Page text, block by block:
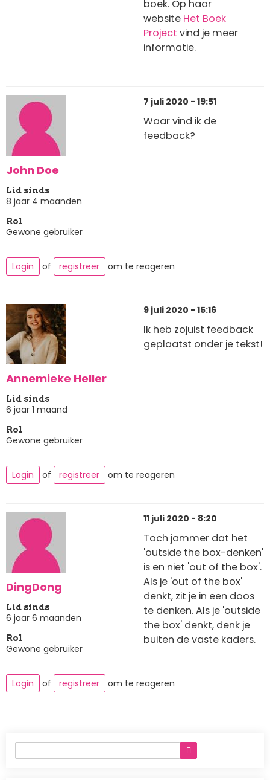
boek. Op haar
website Het Boek
Project vind je meer
informatie.
John Doe
Lid sinds
8 jaar 4 maanden
Rol
Gewone gebruiker
7 juli 2020 - 19:51
Waar vind ik de
feedback?
Login of registreer om te reageren
Annemieke Heller
Lid sinds
6 jaar 1 maand
Rol
Gewone gebruiker
9 juli 2020 - 15:16
Ik heb zojuist feedback
geplaatst onder je tekst!
Login of registreer om te reageren
DingDong
Lid sinds
6 jaar 6 maanden
Rol
Gewone gebruiker
11 juli 2020 - 8:20
Toch jammer dat het
'outside the box-denken'
is en niet 'out of the box'.
Als je 'out of the box'
denkt, zit je in een doos
te denken. Als je 'outside
the box' denkt, denk je
buiten de vaste kaders.
Login of registreer om te reageren